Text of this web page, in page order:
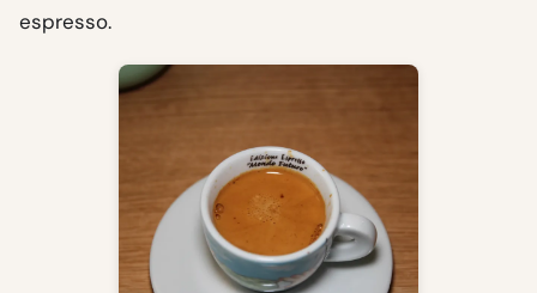
espresso.